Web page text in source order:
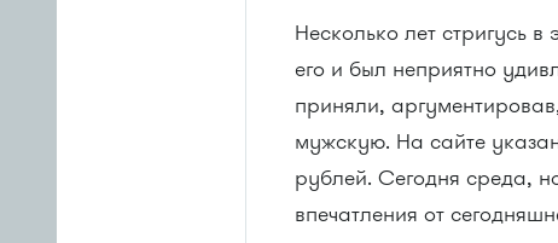
Несколько лет стригусь
его и был неприятно
приняли,
мужскую. На сайте
рублей. Сегодня среда,
впечатления от